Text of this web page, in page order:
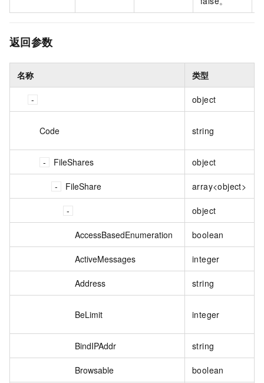
返回参数
名称 类型
object
Code string
FileShares object
FileShare array<object>
object
AccessBasedEnumeration boolean
ActiveMessages integer
Address string
BeLimit integer
BindIPAddr string
Browsable boolean